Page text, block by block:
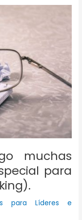
muchas
para
para Líderes e